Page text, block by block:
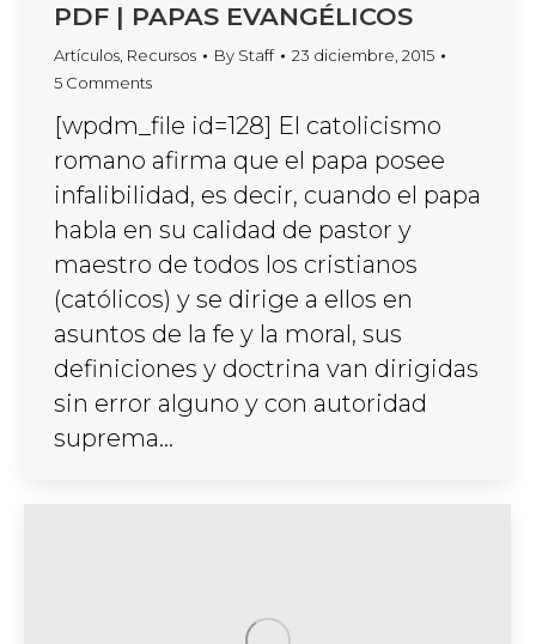
PDF | PAPAS EVANGÉLICOS
Artículos Recursos By Staff
23 diciembre, 2015
5 Comments
[wpdm_file id=128] El catolicismo
romano afirma que el papa posee
infalibilidad, es decir, cuando el papa
habla en su calidad de pastor y
maestro de todos los cristianos
(católicos) y se dirige a ellos en
asuntos de la fe y la moral, sus
definiciones y doctrina van dirigidas
sin error alguno y con autoridad
suprema…